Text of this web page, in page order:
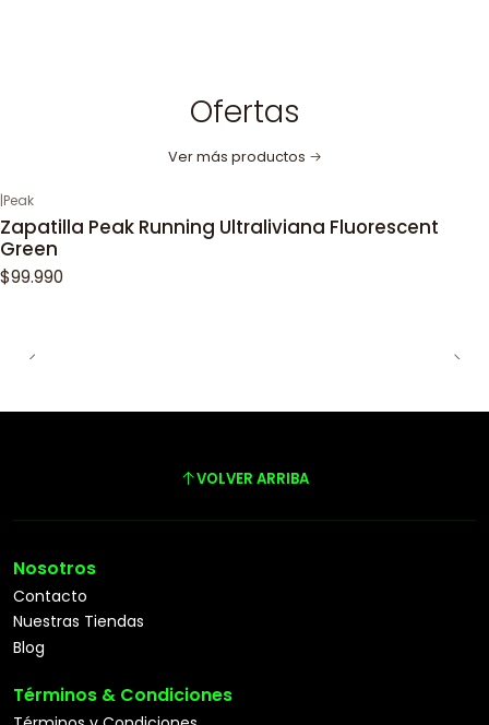
Ofertas
Ver más productos
|Peak
Zapatilla Peak Running Ultraliviana Fluorescent
Green
$99.990
VOLVER ARRIBA
Nosotros
Contacto
Nuestras Tiendas
Blog
Términos & Condiciones